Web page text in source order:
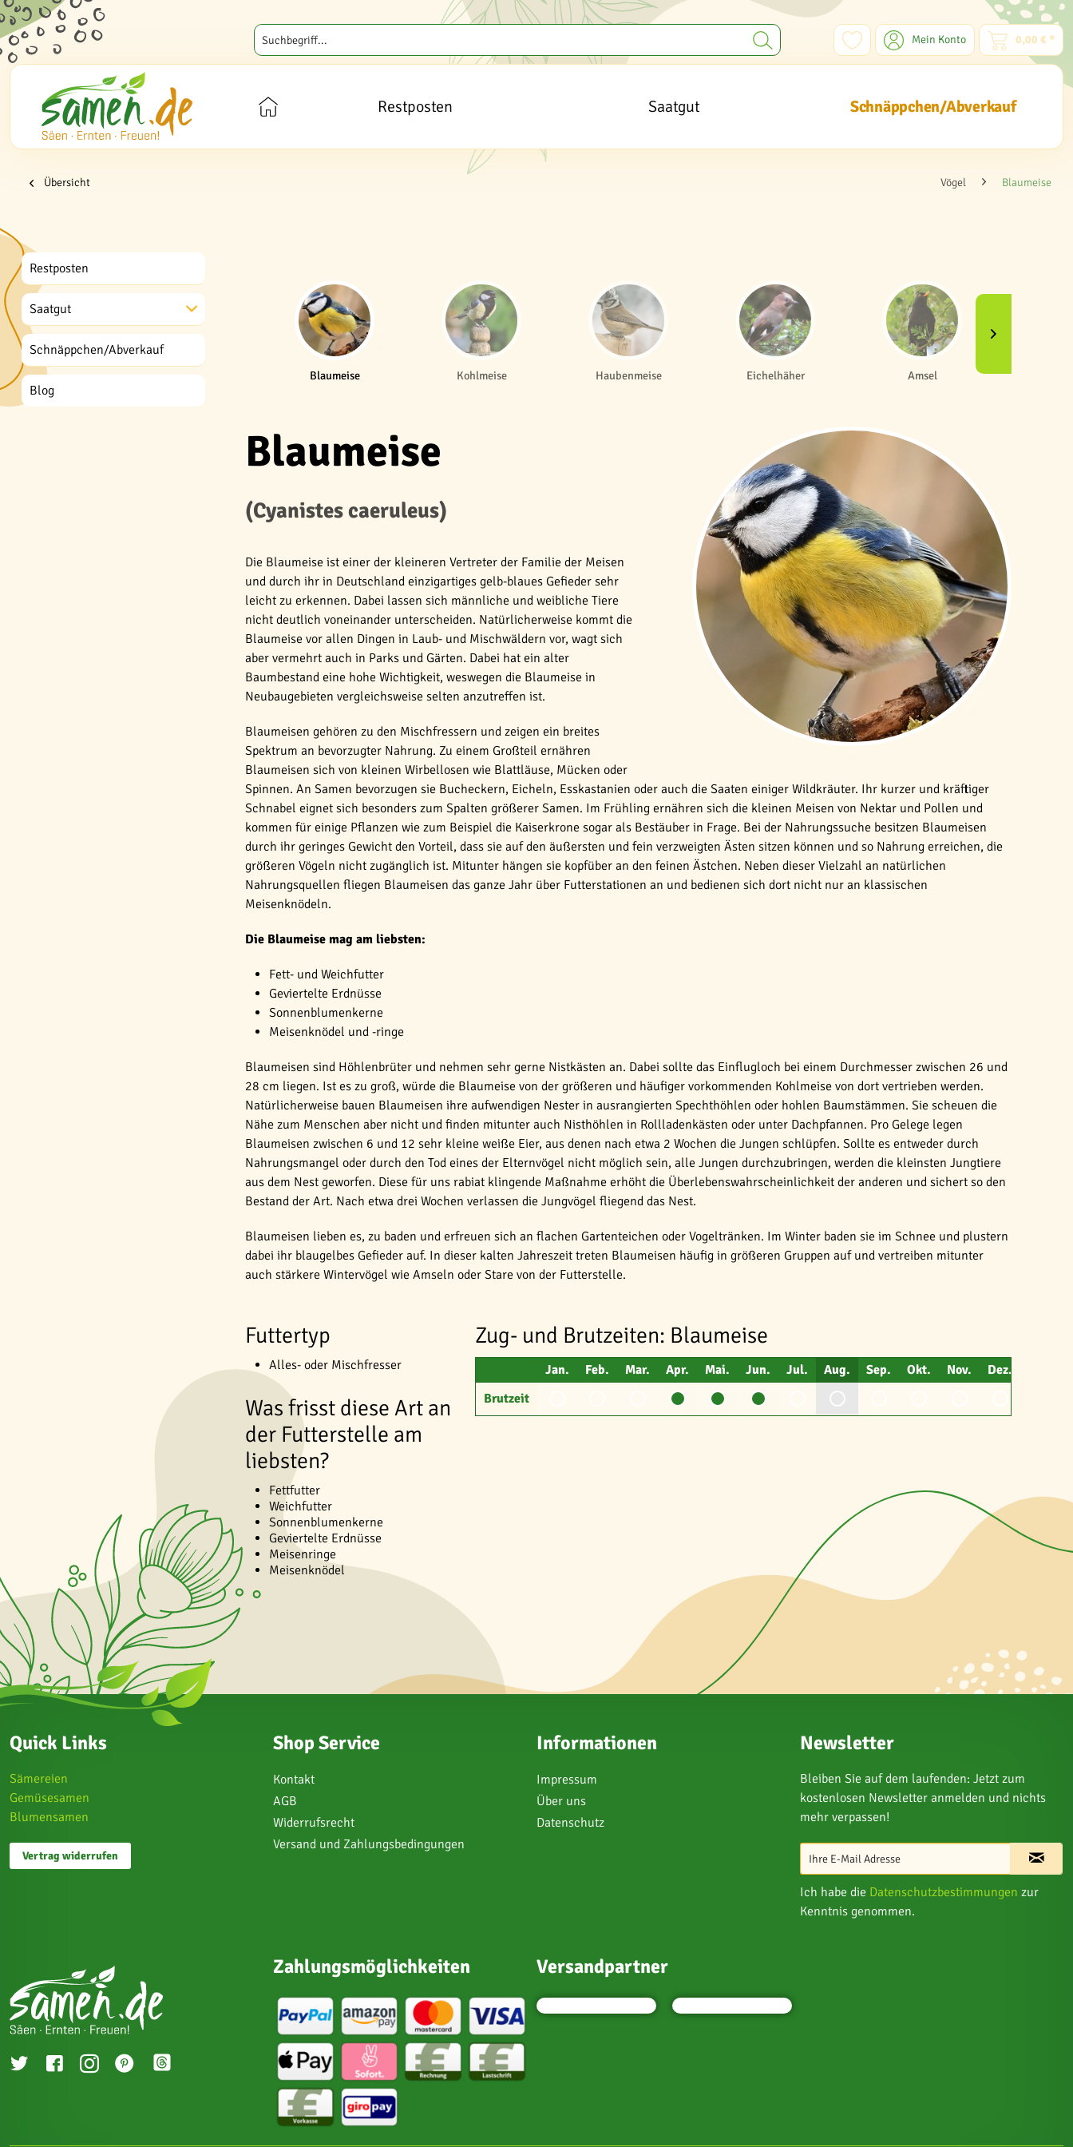
Mein Konto 0,00 € *
Restposten Saatgut Schnäppchen/Abverkauf
Übersicht Vögel Blaumeise
Restposten
Saatgut
Schnäppchen/Abverkauf
Blog
Blaumeise Kohlmeise Haubenmeise Eichelhäher Amsel
Blaumeise
(Cyanistes caeruleus)
Die Blaumeise ist einer der kleineren Vertreter der Familie der Meisen
und durch ihr in Deutschland einzigartiges gelb-blaues Gefieder sehr
leicht zu erkennen. Dabei lassen sich männliche und weibliche Tiere
nicht deutlich voneinander unterscheiden. Natürlicherweise kommt die
Blaumeise vor allen Dingen in Laub- und Mischwäldern vor, wagt sich
aber vermehrt auch in Parks und Gärten. Dabei hat ein alter
Baumbestand eine hohe Wichtigkeit, weswegen die Blaumeise in
Neubaugebieten vergleichsweise selten anzutreffen ist.
Blaumeisen gehören zu den Mischfressern und zeigen ein breites
Spektrum an bevorzugter Nahrung. Zu einem Großteil ernähren
Blaumeisen sich von kleinen Wirbellosen wie Blattläuse, Mücken oder
Spinnen. An Samen bevorzugen sie Bucheckern, Eicheln, Esskastanien oder auch die Saaten einiger Wildkräuter. Ihr kurzer und kräftiger
Schnabel eignet sich besonders zum Spalten größerer Samen. Im Frühling ernähren sich die kleinen Meisen von Nektar und Pollen und
kommen für einige Pflanzen wie zum Beispiel die Kaiserkrone sogar als Bestäuber in Frage. Bei der Nahrungssuche besitzen Blaumeisen
durch ihr geringes Gewicht den Vorteil, dass sie auf den äußersten und fein verzweigten Ästen sitzen können und so Nahrung erreichen, die
größeren Vögeln nicht zugänglich ist. Mitunter hängen sie kopfüber an den feinen Ästchen. Neben dieser Vielzahl an natürlichen
Nahrungsquellen fliegen Blaumeisen das ganze Jahr über Futterstationen an und bedienen sich dort nicht nur an klassischen
Meisenknödeln.
Die Blaumeise mag am liebsten:
Fett- und Weichfutter
Geviertelte Erdnüsse
Sonnenblumenkerne
Meisenknödel und -ringe
Blaumeisen sind Höhlenbrüter und nehmen sehr gerne Nistkästen an. Dabei sollte das Einflugloch bei einem Durchmesser zwischen 26 und
28 cm liegen. Ist es zu groß, würde die Blaumeise von der größeren und häufiger vorkommenden Kohlmeise von dort vertrieben werden.
Natürlicherweise bauen Blaumeisen ihre aufwendigen Nester in ausrangierten Spechthöhlen oder hohlen Baumstämmen. Sie scheuen die
Nähe zum Menschen aber nicht und finden mitunter auch Nisthöhlen in Rollladenkästen oder unter Dachpfannen. Pro Gelege legen
Blaumeisen zwischen 6 und 12 sehr kleine weiße Eier, aus denen nach etwa 2 Wochen die Jungen schlüpfen. Sollte es entweder durch
Nahrungsmangel oder durch den Tod eines der Elternvögel nicht möglich sein, alle Jungen durchzubringen, werden die kleinsten Jungtiere
aus dem Nest geworfen. Diese für uns rabiat klingende Maßnahme erhöht die Überlebenswahrscheinlichkeit der anderen und sichert so den
Bestand der Art. Nach etwa drei Wochen verlassen die Jungvögel fliegend das Nest.
Blaumeisen lieben es, zu baden und erfreuen sich an flachen Gartenteichen oder Vogeltränken. Im Winter baden sie im Schnee und plustern
dabei ihr blaugelbes Gefieder auf. In dieser kalten Jahreszeit treten Blaumeisen häufig in größeren Gruppen auf und vertreiben mitunter
auch stärkere Wintervögel wie Amseln oder Stare von der Futterstelle.
Futtertyp
Alles- oder Mischfresser
Was frisst diese Art an
der Futterstelle am
liebsten?
Fettfutter
Weichfutter
Sonnenblumenkerne
Geviertelte Erdnüsse
Meisenringe
Meisenknödel
Zug- und Brutzeiten: Blaumeise
Jan. Feb. Mar. Apr. Mai. Jun. Jul. Aug. Sep. Okt. Nov.
Dez.
Brutzeit
Quick Links
Sämereien
Gemüsesamen
Blumensamen
Vertrag widerrufen
Shop Service
Kontakt
AGB
Widerrufsrecht
Versand und Zahlungsbedingungen
Informationen
Impressum
Über uns
Datenschutz
Newsletter
Bleiben Sie auf dem laufenden: Jetzt zum
kostenlosen Newsletter anmelden und nichts
mehr verpassen!
Ich habe die Datenschutzbestimmungen zur
Kenntnis genommen.
Zahlungsmöglichkeiten Versandpartner